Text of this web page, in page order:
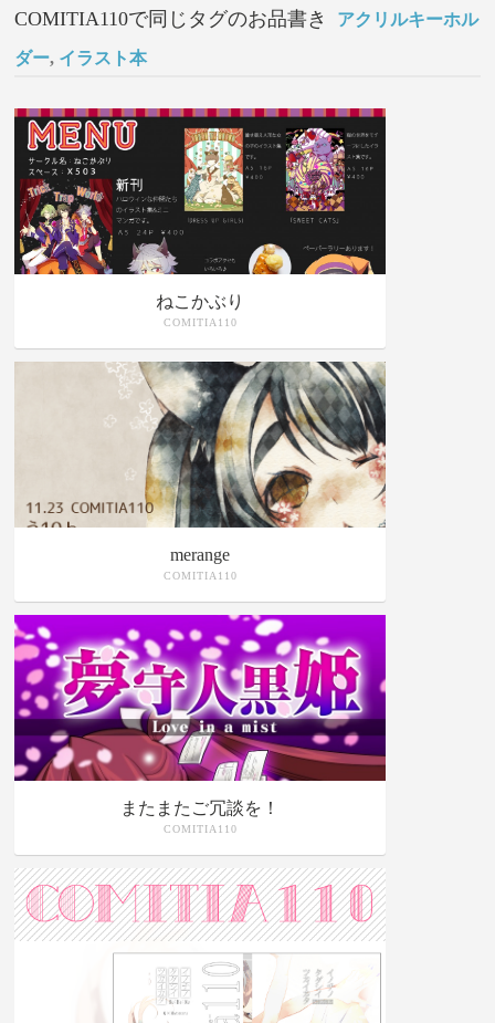
COMITIA110で同じタグのお品書き アクリルキーホル
ダー, イラスト本
ねこかぶり
COMITIA110
merange
COMITIA110
またまたご冗談を！
COMITIA110